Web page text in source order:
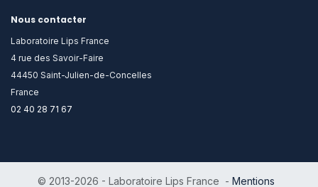
Nous contacter
Laboratoire Lips France
4 rue des Savoir-Faire
44450 Saint-Julien-de-Concelles
France
02 40 28 71 67
© 2013-2026 - Laboratoire Lips France - Mentions